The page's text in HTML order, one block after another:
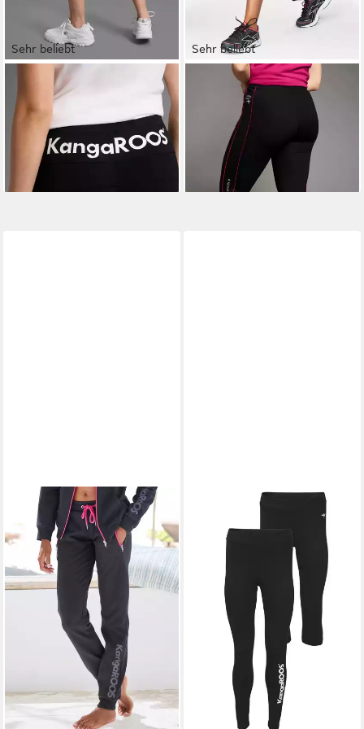
Sehr beliebt
KANGAROOS
Große Größen
ab 24,99 € UVP29,99 €
Sehr beliebt
KANGAROOSJogginghose
ab 24,99 €